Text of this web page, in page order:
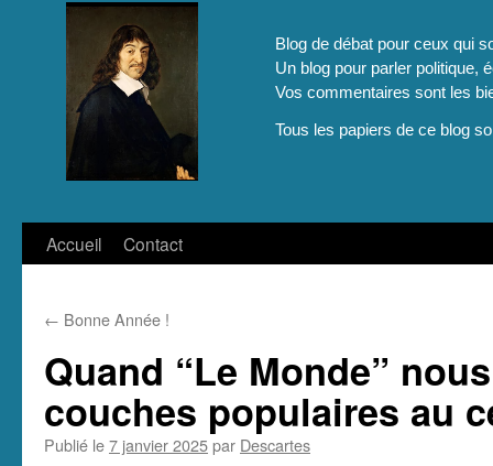
Blog de débat pour ceux qui
Un blog pour parler politique,
Vos commentaires sont les
Tous les papiers de ce blog
Aller
contenu
Accueil Contact
← Bonne Année !
Quand “Le Monde”
couches populaires au
Publié le7 janvier 2025par Descartes